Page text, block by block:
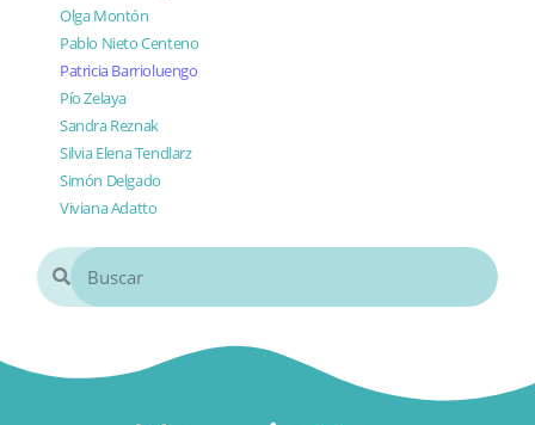
Olga Montón
Pablo Nieto Centeno
Patricia Barrioluengo
Pío Zelaya
Sandra Reznak
Silvia Elena Tendlarz
Simón Delgado
Viviana Adatto